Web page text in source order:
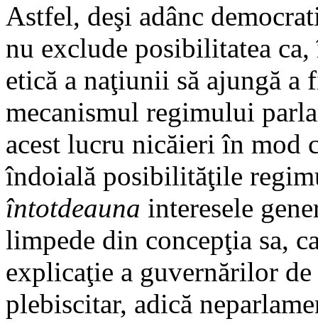
Astfel, deşi adânc
nu exclude posibilitatea
etică a naţiunii să ajungă a
mecanismul regimului
acest lucru nicăieri în mod
îndoială posibilităţile
întotdeauna interesele
limpede din concepţia sa,
explicaţie a guvernărilor
plebiscitar, adică